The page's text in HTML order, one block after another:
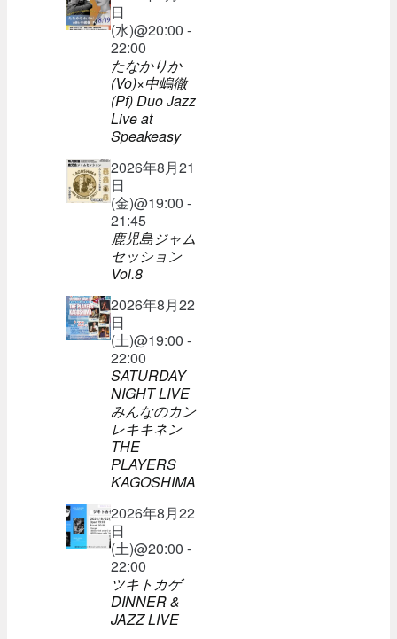
日
(水)@20:00 -
22:00
たなかりか
(Vo)×中嶋徹
(Pf) Duo Jazz
Live at
Speakeasy
2026年8月21
日
(金)@19:00 -
21:45
鹿児島ジャム
セッション
Vol.8
2026年8月22
日
(土)@19:00 -
22:00
SATURDAY
NIGHT LIVE
みんなのカン
レキキネン
THE
PLAYERS
KAGOSHIMA
2026年8月22
日
(土)@20:00 -
22:00
ツキトカゲ
DINNER &
JAZZ LIVE